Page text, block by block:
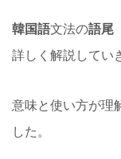
韓国語文法の語尾
詳しく解説してい
意味と使い方が理
した。